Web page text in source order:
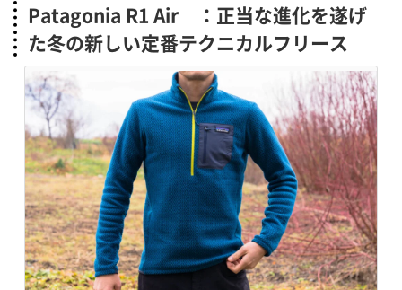
Patagonia R1 Air ：正当な進化を遂げ
た冬の新しい定番テクニカルフリース